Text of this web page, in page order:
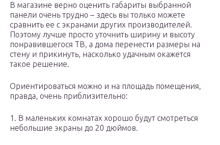
В магазине верно оценить габариты выбранной
панели очень трудно – здесь вы только можете
сравнить ее с экранами других производителей.
Поэтому лучше просто уточнить ширину и высоту
понравившегося ТВ, а дома перенести размеры на
стену и прикинуть, насколько удачным окажется
такое решение.
Ориентироваться можно и на площадь помещения,
правда, очень приблизительно:
1. В маленьких комнатах хорошо будут смотреться
небольшие экраны до 20 дюймов.